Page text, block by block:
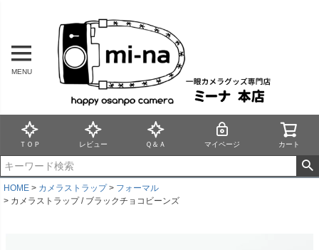
MENU
ＴＯＰ レビュー Ｑ＆Ａ マイページ カート
HOME カメラストラップ
フォーマル
カメラストラップ / ブラックチョコビーンズ